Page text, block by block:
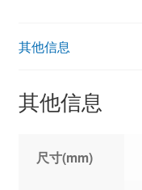
其他信息
其他信息
尺寸(mm)